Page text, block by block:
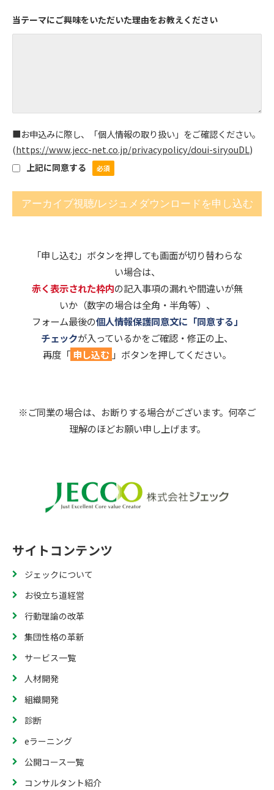
当テーマにご興味をいただいた理由をお教えください
■お申込みに際し、「個人情報の取り扱い」をご確認ください。
(https://www.jecc-net.co.jp/privacypolicy/doui-siryouDL)
上記に同意する
「申し込む」ボタンを押しても画面が切り替わらな
い場合は、
赤く表示された枠内の記入事項の漏れや間違いが無
いか（数字の場合は全角・半角等）、
フォーム最後の個人情報保護同意文に「同意する」
チェックが入っているかをご確認・修正の上、
再度「 申し込む 」ボタンを押してください。
※ご同業の場合は、お断りする場合がございます。何卒ご
理解のほどお願い申し上げます。
サイトコンテンツ
ジェックについて
お役立ち道経営
行動理論の改革
集団性格の革新
サービス一覧
人材開発
組織開発
診断
eラーニング
公開コース一覧
コンサルタント紹介